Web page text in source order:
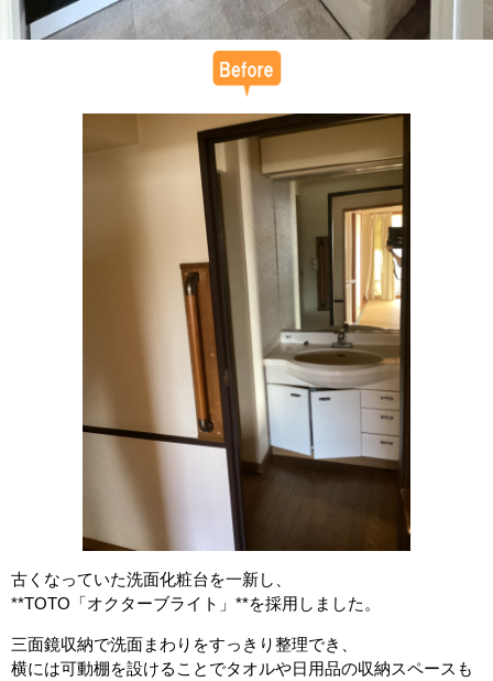
古くなっていた洗面化粧台を一新し、
**TOTO「オクターブライト」**を採用しました。
三面鏡収納で洗面まわりをすっきり整理でき、
横には可動棚を設けることでタオルや日用品の収納スペースも